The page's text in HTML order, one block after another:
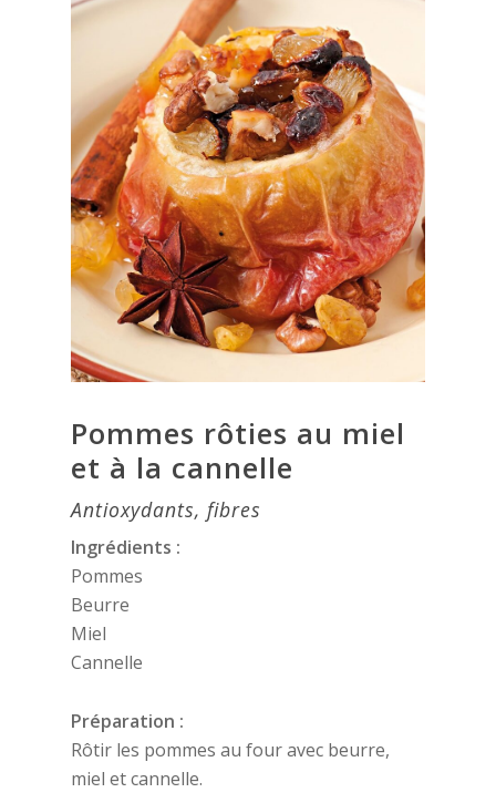
Pommes rôties au miel
et à la cannelle
Antioxydants, fibres
Ingrédients :
Pommes
Beurre
Miel
Cannelle
Préparation :
Rôtir les pommes au four avec beurre,
miel et cannelle.